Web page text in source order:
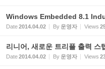
Windows Embedded 8.1
Date2014.04.02 By 운영자 Views
리니어, 새로운 트리플 출력 스
Date2014.04.02 By 운영자 Views